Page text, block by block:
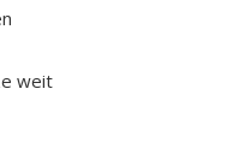
weit